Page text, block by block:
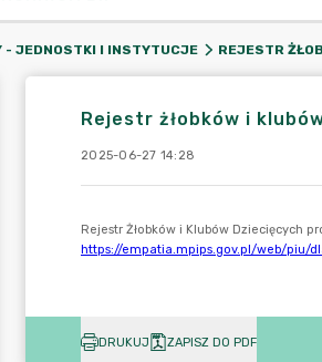
- JEDNOSTKI I INSTYTUCJE REJESTR
Rejestr żłobków i
2025-06-27 14:28
DRUKUJ ZAPISZ DO PDF